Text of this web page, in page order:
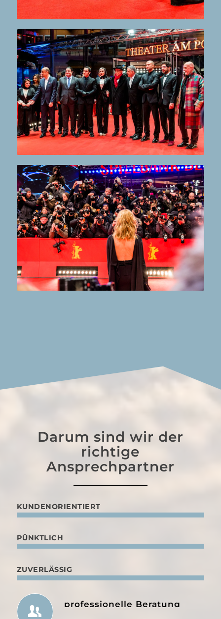
Darum sind wir der
richtige
Ansprechpartner
KUNDENORIENTIERT
PÜNKTLICH
ZUVERLÄSSIG
professionelle Beratung